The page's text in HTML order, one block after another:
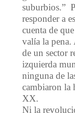
suburbios.”
responder a
cuenta de
valía la
de un sector
izquierda
ninguna de
cambiaron la
XX.
Ni la